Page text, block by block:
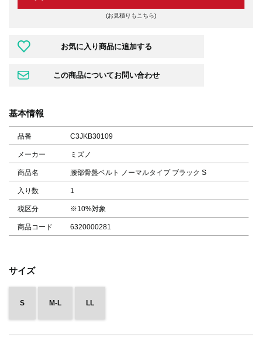
(お見積りもこちら)
基本情報
品番 C3JKB30109
メーカー ミズノ
商品名 腰部骨盤ベルト ノーマルタイプ ブラック S
入り数 1
税区分 ※10%対象
商品コード 6320000281
サイズ
S M-L LL